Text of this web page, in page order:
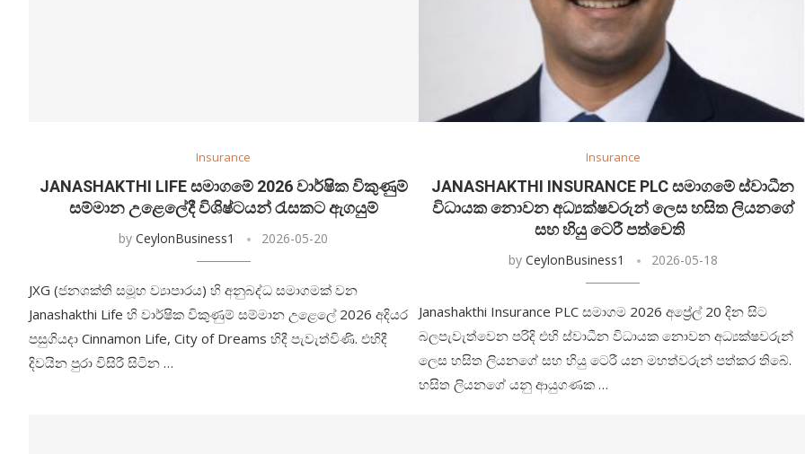
Insurance
JANASHAKTHI LIFE සමාගමේ 2026 වාර්ෂික විකුණුම්
සම්මාන උළෙලේදී විශිෂ්ටයන් රැසකට ඇගයුම්
byCeylonBusiness1 2026-05-20
JXG (ජනශක්ති සමූහ ව්‍යාපාරය) හි අනුබද්ධ සමාගමක් වන
Janashakthi Life හි වාර්ෂික විකුණුම් සම්මාන උළෙලේ 2026 අදියර
පසුගියදා Cinnamon Life, City of Dreams හිදී පැවැත්විණි. එහිදී
දිවයින පුරා විසිරී සිටින …
Insurance
JANASHAKTHI INSURANCE PLC සමාගමේ ස්වාධීන
විධායක නොවන අධ්‍යක්ෂවරුන් ලෙස හසිත ලියනගේ
සහ හියු ටෙරී පත්වෙති
by CeylonBusiness1 2026-05-18
Janashakthi Insurance PLC සමාගම 2026 අප්‍රේල් 20 දින සිට
බලපැවැත්වෙන පරිදි එහි ස්වාධීන විධායක නොවන අධ්‍යක්ෂවරුන්
ලෙස හසිත ලියනගේ සහ හියු ටෙරී යන මහත්වරුන් පත්කර තිබේ.
හසිත ලියනගේ යනු ආයුගණක …